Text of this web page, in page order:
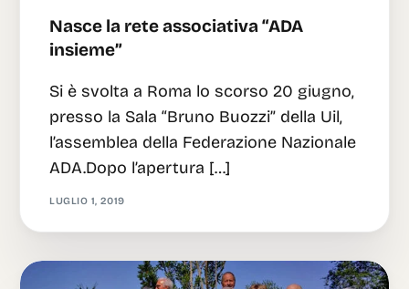
Nasce la rete associativa “ADA
insieme”
Si è svolta a Roma lo scorso 20 giugno,
presso la Sala “Bruno Buozzi” della Uil,
l’assemblea della Federazione Nazionale
ADA.Dopo l’apertura […]
LUGLIO 1, 2019